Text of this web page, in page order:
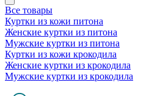
Все товары
Куртки из кожи питона
Женские куртки из питона
Мужские куртки из питона
Куртки из кожи крокодила
Женские куртки из крокодила
Мужские куртки из крокодила